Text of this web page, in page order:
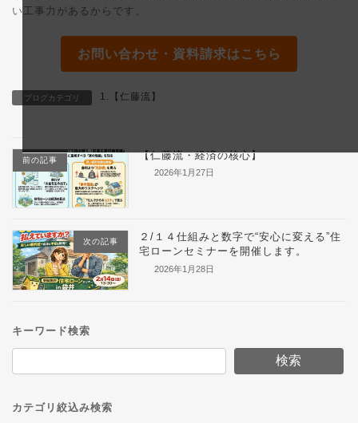
い工事力があるからです。
お問い合わせ・資料請求はこちら
ブログカテゴリ 1.【仁藤流】
前の記事 【仁藤流・経済の核心】
2026年1月27日
次の記事
２/１４仕組みと数字で“安心に変える”住
宅ローンセミナーを開催します。
2026年1月28日
キーワード検索
検索
カテゴリ絞込み検索